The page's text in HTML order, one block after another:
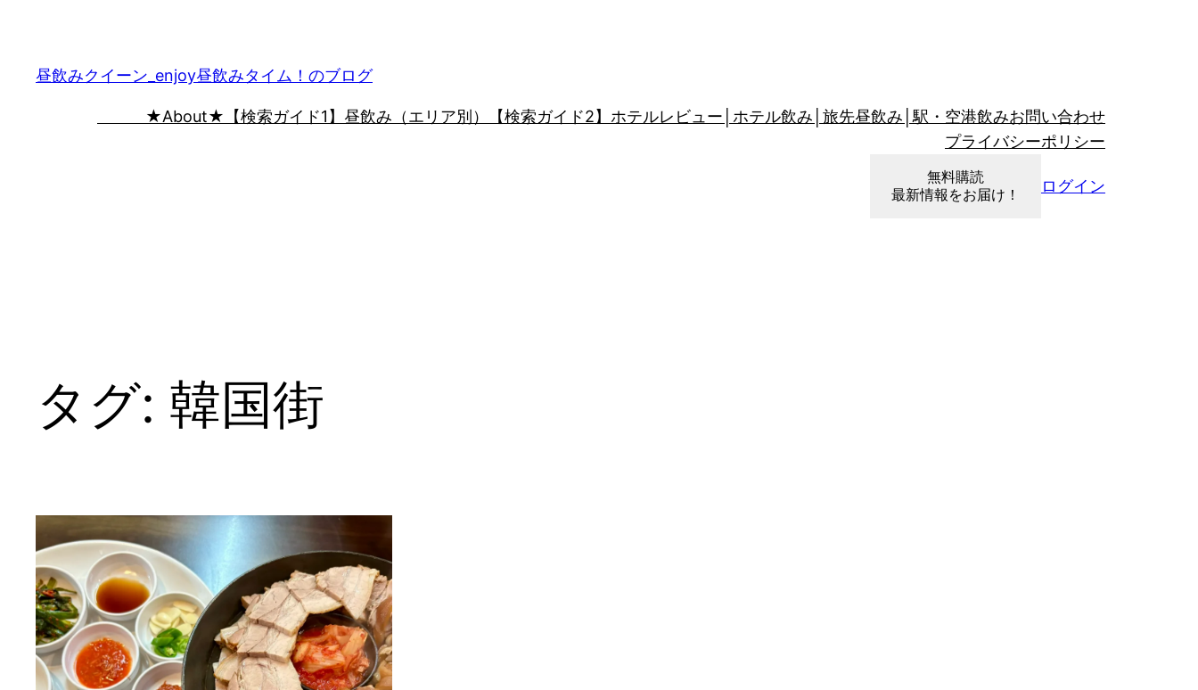
昼飲みクイーン_enjoy昼飲みタイム！のブログ
★About★ 【検索ガイド1】昼飲み（エリア別） 【検索ガイド2】ホテルレビュー│ホテル飲み│旅先昼飲み│駅・空港飲みお問い合わせ
プライバシーポリシー
無料購読
最新情報をお届け！
ログイン
タグ: 韓国街